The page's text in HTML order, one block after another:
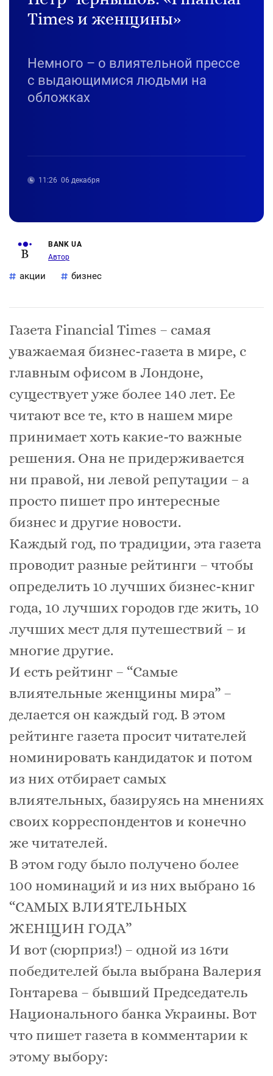
Times и женщины»
Немного – о влиятельной прессе
с выдающимися людьми на
обложках
11:26 06 декабря
BANK UA
Автор
акции бизнес
Газета Financial Times – самая
уважаемая бизнес-газета в мире, с
главным офисом в Лондоне,
существует уже более 140 лет. Ее
читают все те, кто в нашем мире
принимает хоть какие-то важные
решения. Она не придерживается
ни правой, ни левой репутации – а
просто пишет про интересные
бизнес и другие новости.
Каждый год, по традиции, эта газета
проводит разные рейтинги – чтобы
определить 10 лучших бизнес-книг
года, 10 лучших городов где жить, 10
лучших мест для путешествий – и
многие другие.
И есть рейтинг – “Самые
влиятельные женщины мира” –
делается он каждый год. В этом
рейтинге газета просит читателей
номинировать кандидаток и потом
из них отбирает самых
влиятельных, базируясь на мнениях
своих корреспондентов и конечно
же читателей.
В этом году было получено более
100 номинаций и из них выбрано 16
“САМЫХ ВЛИЯТЕЛЬНЫХ
ЖЕНЩИН ГОДА”
И вот (сюрприз!) – одной из 16ти
победителей была выбрана Валерия
Гонтарева – бывший Председатель
Национального банка Украины. Вот
что пишет газета в комментарии к
этому выбору: